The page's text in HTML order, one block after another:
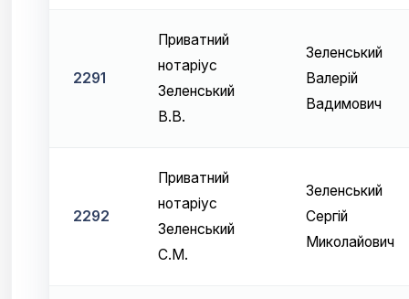
2291
Приватний
нотаріус
Зеленський
В.В.
Зеленський
Валерій
Вадимович
2292
Приватний
нотаріус
Зеленський
С.М.
Зеленський
Сергій
Миколайович